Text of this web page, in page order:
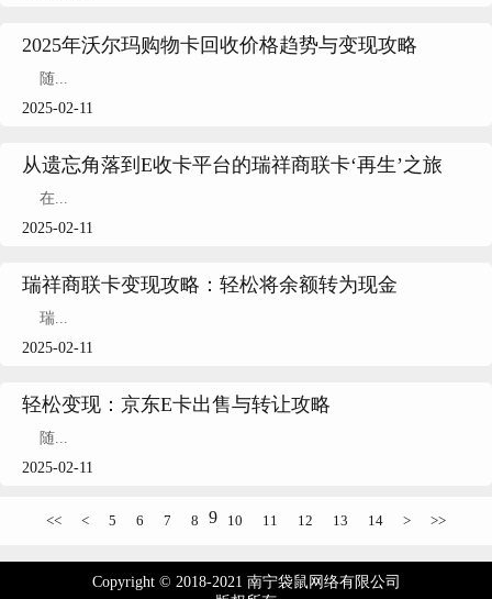
2025年沃尔玛购物卡回收价格趋势与变现攻略
随...
2025-02-11
从遗忘角落到E收卡平台的瑞祥商联卡‘再生’之旅
在...
2025-02-11
瑞祥商联卡变现攻略：轻松将余额转为现金
瑞...
2025-02-11
轻松变现：京东E卡出售与转让攻略
随...
2025-02-11
<< < 5 6 7 8 9 10 11 12 13 14 > >>
Copyright © 2018-2021 南宁袋鼠网络有限公司